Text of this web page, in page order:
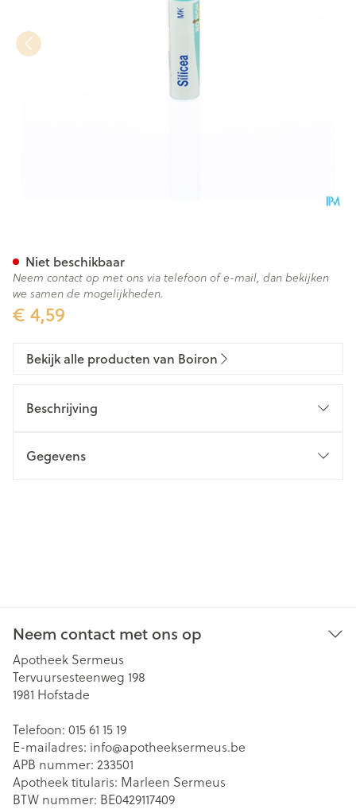
€ 4,59
Niet beschikbaar
Neem contact op met ons via telefoon of e-mail, dan bekijken
we samen de mogelijkheden.
Bekijk alle producten van Boiron
Beschrijving
Gegevens
Neem contact met ons op
Apotheek Sermeus
Tervuursesteenweg 198
1981 Hofstade
Telefoon: 015 61 15 19
E-mailadres: info@apotheeksermeus.be
APB nummer: 233501
Apotheek titularis: Marleen Sermeus
BTW nummer: BE0429117409